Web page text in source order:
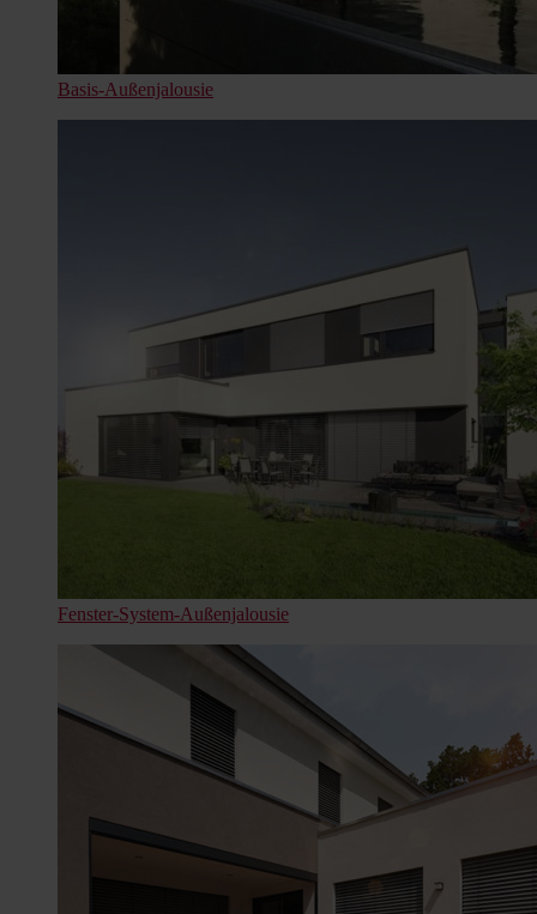
Basis-Außenjalousie
Fenster-System-Außenjalousie